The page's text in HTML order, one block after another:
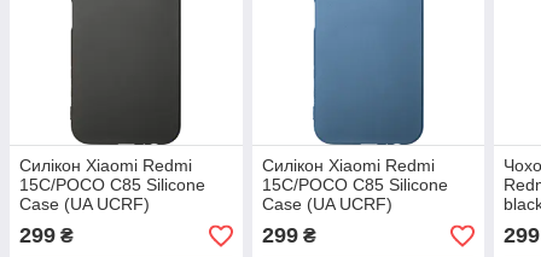
Силікон Xiaomi Redmi
15C/POCO C85 Silicone
Case (UA UCRF)
299 ₴
Силікон Xiaomi Redmi
15C/POCO C85 Silicone
Case (UA UCRF)
Блакитний
299₴ 299